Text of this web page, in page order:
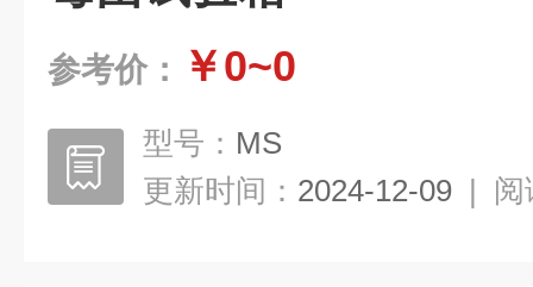
参考价： ￥0~0
型号： MS
更新时间： 2024-12-09 | 阅